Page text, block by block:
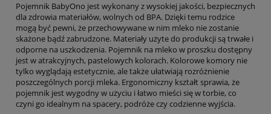
Pojemnik BabyOno jest wykonany z wysokiej jakości, bezpiecznych
dla zdrowia materiałów, wolnych od BPA. Dzięki temu rodzice
mogą być pewni, że przechowywane w nim mleko nie zostanie
skażone bądź zabrudzone. Materiały użyte do produkcji są trwałe i
odporne na uszkodzenia. Pojemnik na mleko w proszku dostępny
jest w atrakcyjnych, pastelowych kolorach. Kolorowe komory nie
tylko wyglądają estetycznie, ale także ułatwiają rozróżnienie
poszczególnych porcji mleka. Ergonomiczny kształt sprawia, że
pojemnik jest wygodny w użyciu i łatwo mieści się w torbie, co
czyni go idealnym na spacery, podróże czy codzienne wyjścia.